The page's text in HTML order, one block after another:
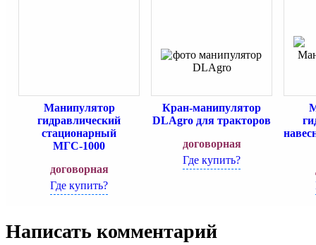
Манипулятор
гидравлический
стационарный
МГС-1000
договорная
Где купить?
Кран-манипулятор
DLAgro для тракторов
договорная
Где купить?
Написать комментарий